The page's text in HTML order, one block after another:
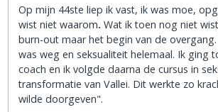
Op mijn 44ste liep ik vast, ik was moe,
wist niet waarom.Wat ik toen nog niet
burn-out maar het begin van de
was weg en seksualiteit helemaal. Ik ging
coach en ik volgde daarna de cursus in
transformatie van Vallei. Dit werkte zo
wilde doorgeven".